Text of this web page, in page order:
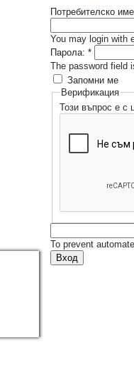
Потребителско
You may login with
Парола: *
The password field
Запомни ме
Верификация
Този въпрос е с
To prevent